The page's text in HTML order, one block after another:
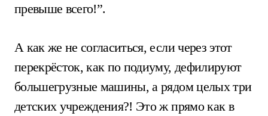
превыше всего!”.
А как же не согласиться, если через этот
перекрёсток, как по подиуму, дефилируют
большегрузные машины, а рядом целых три
детских учреждения?! Это ж прямо как в